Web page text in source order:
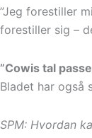
”Jeg forestiller
forestiller sig –
”Cowis tal
Bladet har også
SPM: Hvordan